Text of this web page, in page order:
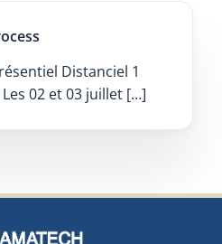
Distanciel 1
02 et 03 juillet […]